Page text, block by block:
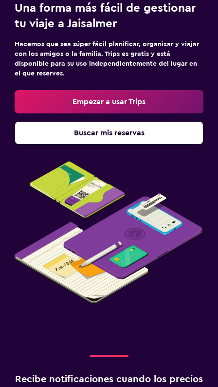
Una forma más fácil de gestionar
tu viaje a Jaisalmer
Hacemos que sea súper fácil planificar, organizar y viajar
con los amigos o la familia. Trips es gratis y está
disponible para su uso independientemente del lugar en
el que reserves.
Empezar a usar Trips
Buscar mis reservas
Recibe notificaciones cuando los precios